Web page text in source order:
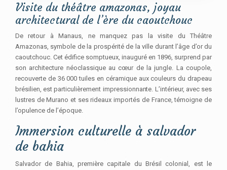
Visite du théâtre amazonas, joyau
architectural de l’ère du caoutchouc
De retour à Manaus, ne manquez pas la visite du Théâtre
Amazonas, symbole de la prospérité de la ville durant l’âge d’or du
caoutchouc. Cet édifice somptueux, inauguré en 1896, surprend par
son architecture néoclassique au cœur de la jungle. La coupole,
recouverte de 36 000 tuiles en céramique aux couleurs du drapeau
brésilien, est particulièrement impressionnante. L’intérieur, avec ses
lustres de Murano et ses rideaux importés de France, témoigne de
l’opulence de l’époque.
Immersion culturelle à salvador
de bahia
Salvador de Bahia, première capitale du Brésil colonial, est le